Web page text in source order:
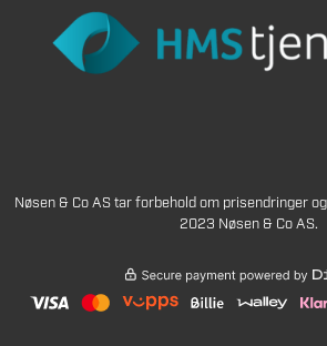
Nøsen & Co AS tar forbehold om prisendringer
2023 Nøsen & Co AS.